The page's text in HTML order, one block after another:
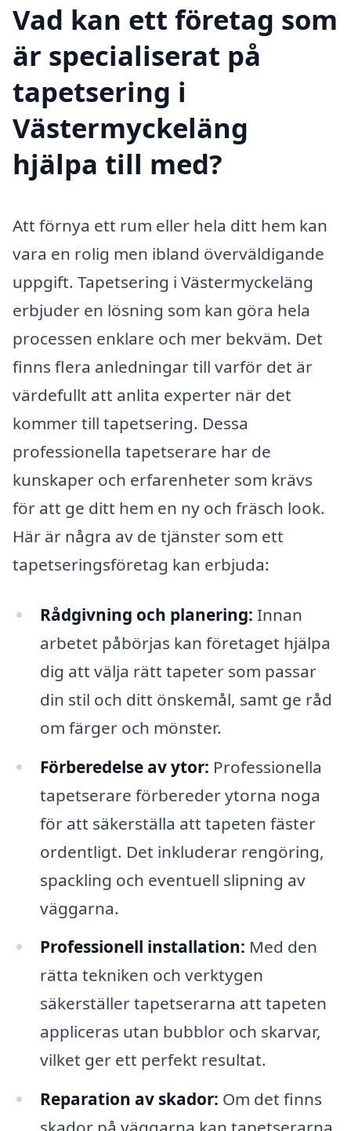
Vad kan ett företag som
är specialiserat på
tapetsering i
Västermyckeläng
hjälpa till med?
Att förnya ett rum eller hela ditt hem kan
vara en rolig men ibland överväldigande
uppgift. Tapetsering i Västermyckeläng
erbjuder en lösning som kan göra hela
processen enklare och mer bekväm. Det
finns flera anledningar till varför det är
värdefullt att anlita experter när det
kommer till tapetsering. Dessa
professionella tapetserare har de
kunskaper och erfarenheter som krävs
för att ge ditt hem en ny och fräsch look.
Här är några av de tjänster som ett
tapetseringsföretag kan erbjuda:
Rådgivning och planering: Innan
arbetet påbörjas kan företaget hjälpa
dig att välja rätt tapeter som passar
din stil och ditt önskemål, samt ge råd
om färger och mönster.
Förberedelse av ytor: Professionella
tapetserare förbereder ytorna noga
för att säkerställa att tapeten fäster
ordentligt. Det inkluderar rengöring,
spackling och eventuell slipning av
väggarna.
Professionell installation: Med den
rätta tekniken och verktygen
säkerställer tapetserarna att tapeten
appliceras utan bubblor och skarvar,
vilket ger ett perfekt resultat.
Reparation av skador: Om det finns